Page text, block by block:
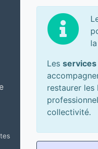
Les services
restaurer les
collectivité.